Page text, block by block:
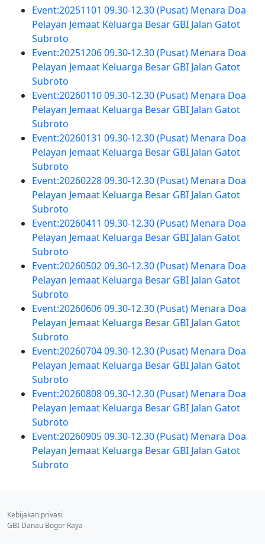
Event:20251101 09.30-12.30 (Pusat) Menara Doa
Pelayan Jemaat Keluarga Besar GBI Jalan Gatot
Subroto
Event:20251206 09.30-12.30 (Pusat) Menara Doa
Pelayan Jemaat Keluarga Besar GBI Jalan Gatot
Subroto
Event:20260110 09.30-12.30 (Pusat) Menara Doa
Pelayan Jemaat Keluarga Besar GBI Jalan Gatot
Subroto
Event:20260131 09.30-12.30 (Pusat) Menara Doa
Pelayan Jemaat Keluarga Besar GBI Jalan Gatot
Subroto
Event:20260228 09.30-12.30 (Pusat) Menara Doa
Pelayan Jemaat Keluarga Besar GBI Jalan Gatot
Subroto
Event:20260411 09.30-12.30 (Pusat) Menara Doa
Pelayan Jemaat Keluarga Besar GBI Jalan Gatot
Subroto
Event:20260502 09.30-12.30 (Pusat) Menara Doa
Pelayan Jemaat Keluarga Besar GBI Jalan Gatot
Subroto
Event:20260606 09.30-12.30 (Pusat) Menara Doa
Pelayan Jemaat Keluarga Besar GBI Jalan Gatot
Subroto
Event:20260704 09.30-12.30 (Pusat) Menara Doa
Pelayan Jemaat Keluarga Besar GBI Jalan Gatot
Subroto
Event:20260808 09.30-12.30 (Pusat) Menara Doa
Pelayan Jemaat Keluarga Besar GBI Jalan Gatot
Subroto
Event:20260905 09.30-12.30 (Pusat) Menara Doa
Pelayan Jemaat Keluarga Besar GBI Jalan Gatot
Subroto
Kebijakan privasi
GBI Danau Bogor Raya